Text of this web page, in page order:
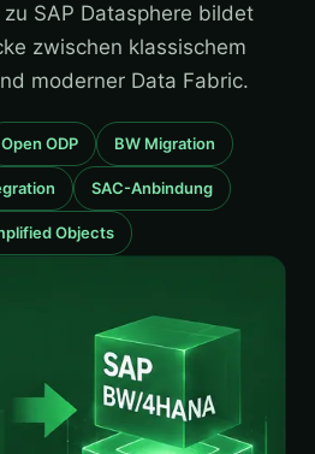
SAP Datasphere bildet
zwischen klassischem
moderner Data Fabric.
Open ODP BW Migration
SAC-Anbindung
Objects